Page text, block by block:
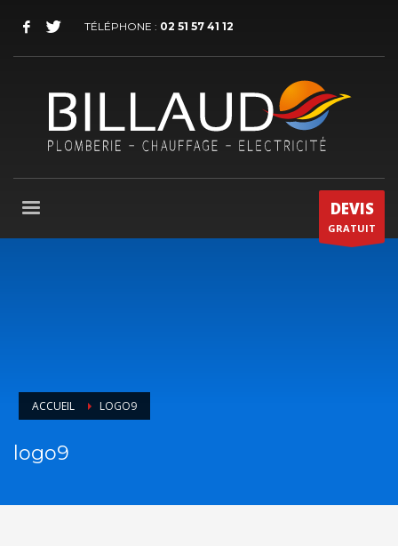
TÉLÉPHONE : 02 51 57 41 12
DEVIS
GRATUIT
ACCUEIL LOGO9
logo9